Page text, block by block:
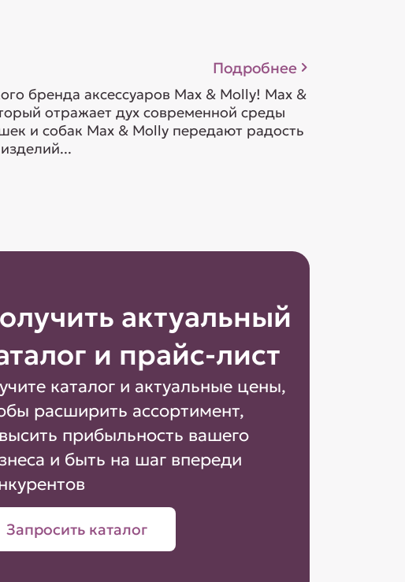
Подробнее
бренда аксессуаров Max & Molly! Max &
отражает дух современной среды
и собак Max & Molly передают радость
актуальный
и прайс-лист
каталог и актуальные цены,
расширить ассортимент,
прибыльность вашего
и быть на шаг впереди
Запросить каталог